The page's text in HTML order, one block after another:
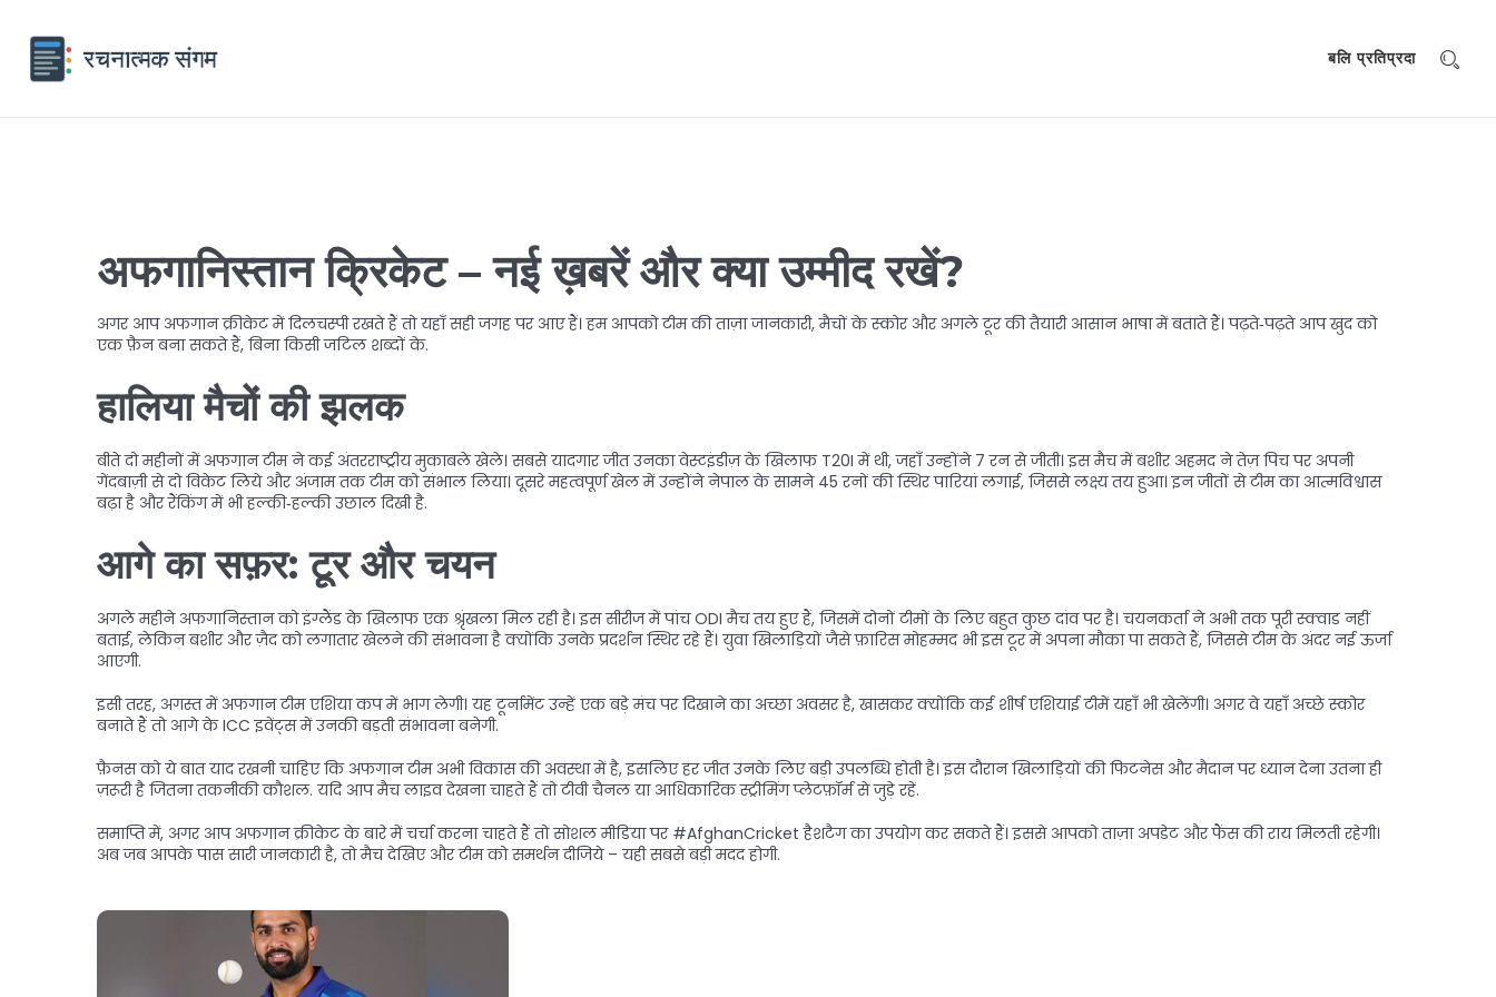
बलि प्रतिप्रदा
अफगानिस्तान क्रिकेट – नई ख़बरें और क्या उम्मीद रखें?
अगर आप अफगान क्रीकेट में दिलचस्पी रखते हैं तो यहाँ सही जगह पर आए हैं। हम आपको टीम की ताज़ा जानकारी, मैचों के स्कोर और अगले टूर की तैयारी आसान भाषा में बताते हैं। पढ़ते‑पढ़ते आप खुद को
एक फ़ैन बना सकते हैं, बिना किसी जटिल शब्दों के.
हालिया मैचों की झलक
बीते दो महीनों में अफगान टीम ने कई अंतरराष्ट्रीय मुकाबले खेले। सबसे यादगार जीत उनका वेस्टइंडीज़ के खिलाफ T20I में थी, जहाँ उन्होंने 7 रन से जीती। इस मैच में बशीर अहमद ने तेज़ पिच पर अपनी
गेंदबाज़ी से दो विकेट लिये और अंजाम तक टीम को संभाल लिया। दूसरे महत्वपूर्ण खेल में उन्होंने नेपाल के सामने 45 रनों की स्थिर पारियां लगाई, जिससे लक्ष्य तय हुआ। इन जीतों से टीम का आत्मविश्वास
बढ़ा है और रैंकिंग में भी हल्की‑हल्की उछाल दिखी है.
आगे का सफ़र: टूर और चयन
अगले महीने अफगानिस्तान को इंग्लैंड के खिलाफ एक श्रृंखला मिल रही है। इस सीरीज में पांच ODI मैच तय हुए हैं, जिसमें दोनों टीमों के लिए बहुत कुछ दांव पर है। चयनकर्ता ने अभी तक पूरी स्क्वाड नहीं
बताई, लेकिन बशीर और ज़ैद को लगातार खेलने की संभावना है क्योंकि उनके प्रदर्शन स्थिर रहे हैं। युवा खिलाड़ियों जैसे फ़ारिस मोहम्मद भी इस टूर में अपना मौका पा सकते हैं, जिससे टीम के अंदर नई ऊर्जा
आएगी.
इसी तरह, अगस्त में अफगान टीम एशिया कप में भाग लेगी। यह टूर्नामेंट उन्हें एक बड़े मंच पर दिखाने का अच्छा अवसर है, खासकर क्योंकि कई शीर्ष एशियाई टीमें यहाँ भी खेलेंगी। अगर वे यहाँ अच्छे स्कोर
बनाते हैं तो आगे के ICC इवेंट्स में उनकी बड़ती संभावना बनेगी.
फ़ैनस को ये बात याद रखनी चाहिए कि अफगान टीम अभी विकास की अवस्था में है, इसलिए हर जीत उनके लिए बड़ी उपलब्धि होती है। इस दौरान खिलाड़ियों की फिटनेस और मैदान पर ध्यान देना उतना ही
ज़रूरी है जितना तकनीकी कौशल. यदि आप मैच लाइव देखना चाहते हैं तो टीवी चैनल या आधिकारिक स्ट्रीमिंग प्लेटफ़ॉर्म से जुड़े रहें.
समाप्ति में, अगर आप अफगान क्रीकेट के बारे में चर्चा करना चाहते हैं तो सोशल मीडिया पर #AfghanCricket हैशटैग का उपयोग कर सकते हैं। इससे आपको ताज़ा अपडेट और फैंस की राय मिलती रहेगी।
अब जब आपके पास सारी जानकारी है, तो मैच देखिए और टीम को समर्थन दीजिये – यही सबसे बड़ी मदद होगी.